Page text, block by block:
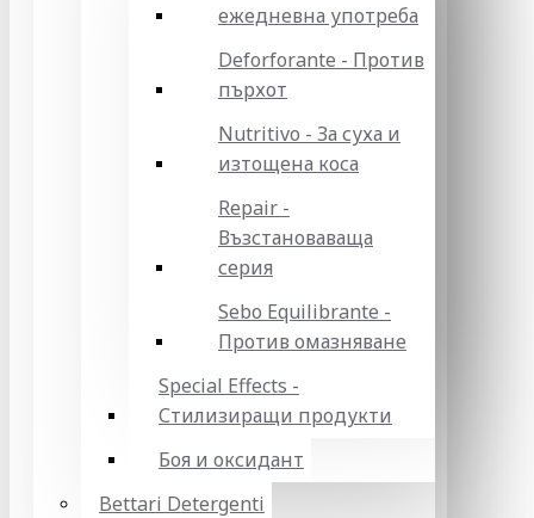
ежедневна употреба
Deforforante - Против
пърхот
Nutritivo - За суха и
изтощена коса
Repair -
Възстановаваща
серия
Sebo Equilibrante -
Против омазняване
Special Effects -
Стилизиращи продукти
Боя и оксидант
Bettari Detergenti